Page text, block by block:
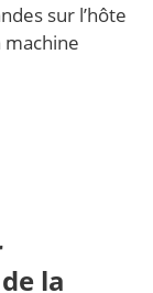
sur l’hôte
machine
la